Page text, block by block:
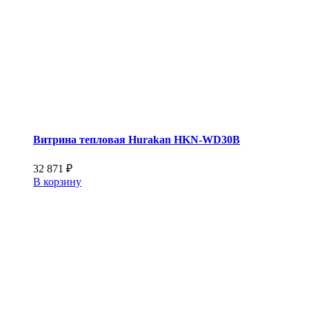
Витрина тепловая Hurakan HKN-WD30B
32 871 ₽
В корзину